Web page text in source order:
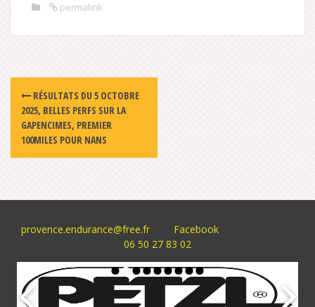
permalink
Post
navigation
RÉSULTATS DU 5 OCTOBRE
2025, BELLES PERFS SUR LA
GAPENCIMES, PREMIER
100MILES POUR NANS
provence.endurance@free.fr
Facebook
06 50 27 83 02